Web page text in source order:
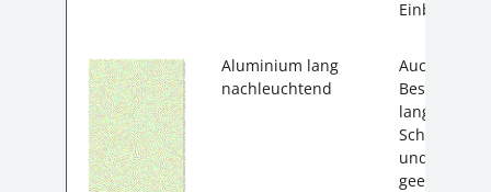
Aluminium lang
nachleuchtend
Auch
Schild ist
und ideal
geeignet.